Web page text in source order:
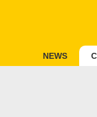
NEWS